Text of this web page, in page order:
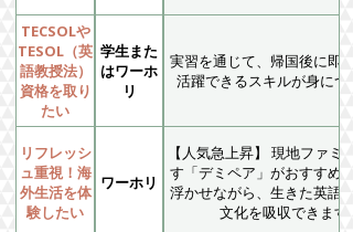
TECSOLや
TESOL（英
語教授法）
資格を取り
たい
学生また
はワーホ
リ
実習を通じて、帰国後に即戦
活躍できるスキルが身につ
リフレッシ
ュ重視！海
外生活を体
験したい
ワーホリ
【人気急上昇】 現地ファミ
す「デミペア」がおすすめ！
浮かせながら、生きた英語と
文化を吸収できます。